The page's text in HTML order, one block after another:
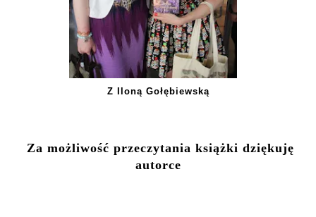
Z Iloną Gołębiewską
Za możliwość przeczytania książki dziękuję
autorce